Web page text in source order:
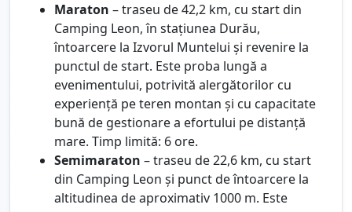
Maraton – traseu de 42,2 km, cu start din
Camping Leon, în stațiunea Durău,
întoarcere la Izvorul Muntelui și revenire la
punctul de start. Este proba lungă a
evenimentului, potrivită alergătorilor cu
experiență pe teren montan și cu capacitate
bună de gestionare a efortului pe distanță
mare. Timp limită: 6 ore.
Semimaraton – traseu de 22,6 km, cu start
din Camping Leon și punct de întoarcere la
altitudinea de aproximativ 1000 m. Este